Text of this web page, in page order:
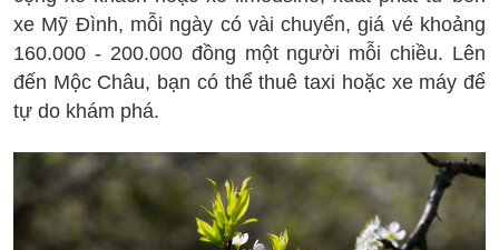
xe Mỹ Đình, mỗi ngày có vài chuyến, giá vé khoảng
160.000 - 200.000 đồng một người mỗi chiều. Lên
đến Mộc Châu, bạn có thể thuê taxi hoặc xe máy để
tự do khám phá.